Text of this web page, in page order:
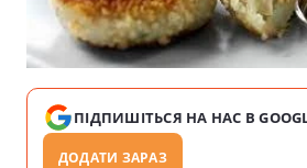
ПІДПИШІТЬСЯ НА НАС В
ДОДАТИ ЗАРАЗ